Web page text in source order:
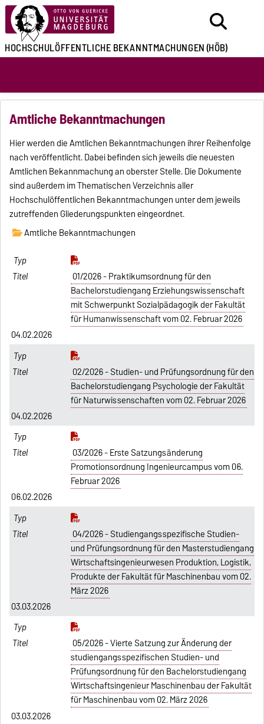
HOCHSCHULÖFFENTLICHEBEKANNTMACHUNGEN(HÖB)
Amtliche Bekanntmachungen
Hier werden die Amtlichen Bekanntmachungen ihrer Reihenfolge
nach veröffentlicht. Dabei befinden sich jeweils die neuesten
Amtlichen Bekannmachung an oberster Stelle. Die Dokumente
sind außerdem im Thematischen Verzeichnis aller
Hochschulöffentlichen Bekanntmachungen unter dem jeweils
zutreffenden Gliederungspunkten eingeordnet.
Amtliche Bekanntmachungen
01/2026 - Praktikumsordnung für den
Bachelorstudiengang Erziehungswissenschaft
mit Schwerpunkt Sozialpädagogik der Fakultät
für Humanwissenschaft vom 02. Februar 2026
04.02.2026
02/2026 - Studien- und Prüfungsordnung für den
Bachelorstudiengang Psychologie der Fakultät
für Naturwissenschaften vom 02. Februar 2026
04.02.2026
03/2026 - Erste Satzungsänderung
Promotionsordnung Ingenieurcampus vom 06.
Februar 2026
06.02.2026
04/2026 - Studiengangsspezifische Studien-
und Prüfungsordnung für den Masterstudiengang
Wirtschaftsingenieurwesen Produktion, Logistik,
Produkte der Fakultät für Maschinenbau vom 02.
März 2026
03.03.2026
05/2026 - Vierte Satzung zur Änderung der
studiengangsspezifischen Studien- und
Prüfungsordnung für den Bachelorstudiengang
Wirtschaftsingenieur Maschinenbau der Fakultät
für Maschinenbau vom 02. März 2026
03.03.2026